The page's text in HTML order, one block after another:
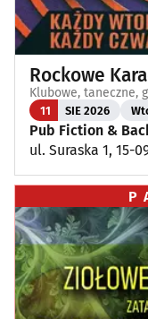
Rockowe
Klubowe, taneczne,
11 SIE 2026
Pub Fiction &
ul. Suraska 1, 15-